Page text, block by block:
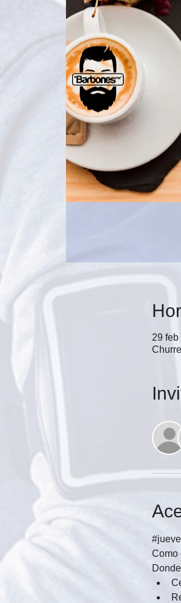
29 feb
Como